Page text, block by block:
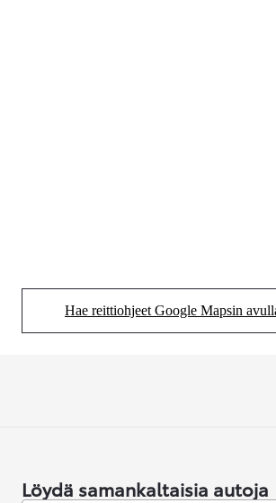
Hae reittiohjeet Google Mapsin
(Aukeaa uudessa
Löydä samankaltaisia autoja